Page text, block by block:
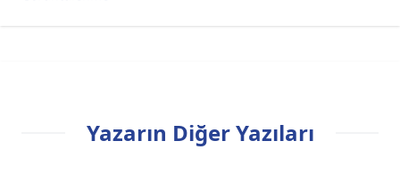
Yazarın Diğer Yazıları